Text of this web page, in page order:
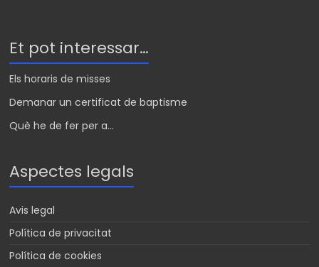
Et pot interessar…
Els horaris de misses
Demanar un certificat de baptisme
Què he de fer per a...
Aspectes legals
Avis legal
Política de privacitat
Política de cookies